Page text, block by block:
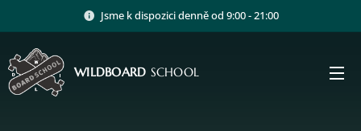
Jsme k dispozici denně od 9:00 - 21:00
WILDBOARD SCHOOL